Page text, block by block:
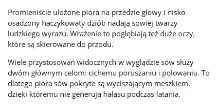
Promieniście ułożone pióra na przedzie głowy i nisko
osadzony haczykowaty dziób nadają sowiej twarzy
ludzkiego wyrazu. Wrażenie to pogłębiają też duże oczy,
które są skierowane do przodu.
Wiele przystosowań widocznych w wyglądzie sów służy
dwóm głównym celom: cichemu poruszaniu i polowaniu. To
dlatego pióra sów pokryte są wyciszającym meszkiem,
dzięki któremu nie generują hałasu podczas latania.